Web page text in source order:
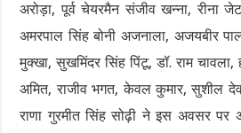
अरोड़ा, पूर्व चेयरमैन संजीव खन्ना, रीना
अमरपाल सिंह बोनी अजनाला, अजयबीर
मुक्खा, सुखमिंदर सिंह पिंटू, डॉ. राम
अमित, राजीव भगत, केवल कुमार, सुशील
राणा गुरमीत सिंह सोढ़ी ने इस अवसर